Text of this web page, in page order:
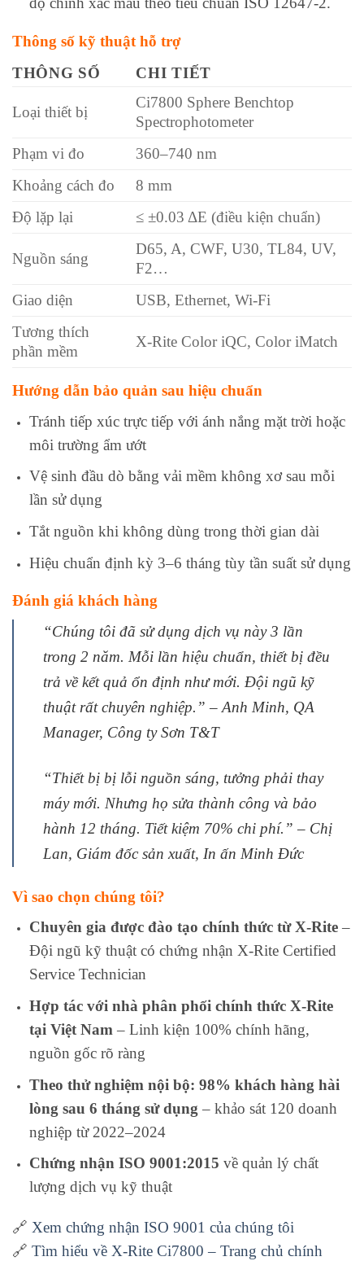
Thông số kỹ thuật hỗ trợ
THÔNG SỐ
CHI TIẾT
Loại thiết bị
Ci7800 Sphere Benchtop
Spectrophotometer
Phạm vi đo
360–740 nm
Khoảng cách đo
8 mm
Độ lặp lại
≤ ±0.03 ΔE (điều kiện chuẩn)
Nguồn sáng
D65, A, CWF, U30, TL84, UV,
F2…
Giao diện
USB, Ethernet, Wi-Fi
Tương thích
phần mềm
X-Rite Color iQC, Color iMatch
Hướng dẫn bảo quản sau hiệu chuẩn
Tránh tiếp xúc trực tiếp với ánh nắng mặt trời hoặc
môi trường ẩm ướt
Vệ sinh đầu dò bằng vải mềm không xơ sau mỗi
lần sử dụng
Tắt nguồn khi không dùng trong thời gian dài
Hiệu chuẩn định kỳ 3–6 tháng tùy tần suất sử dụng
Đánh giá khách hàng
“Chúng tôi đã sử dụng dịch vụ này 3 lần
trong 2 năm. Mỗi lần hiệu chuẩn, thiết bị đều
trả về kết quả ổn định như mới. Đội ngũ kỹ
thuật rất chuyên nghiệp.” – Anh Minh, QA
Manager, Công ty Sơn T&T
“Thiết bị bị lỗi nguồn sáng, tưởng phải thay
máy mới. Nhưng họ sửa thành công và bảo
hành 12 tháng. Tiết kiệm 70% chi phí.” – Chị
Lan, Giám đốc sản xuất, In ấn Minh Đức
Vì sao chọn chúng tôi?
Chuyên gia được đào tạo chính thức từ X-Rite–
Đội ngũ kỹ thuật có chứng nhận X-Rite Certified
Service Technician
Hợp tác với nhà phân phối chính thức X-Rite
tại Việt Nam – Linh kiện 100% chính hãng,
nguồn gốc rõ ràng
Theo thử nghiệm nội bộ: 98% khách hàng hài
lòng sau 6 tháng sử dụng – khảo sát 120 doanh
nghiệp từ 2022–2024
Chứng nhận ISO 9001:2015 về quản lý chất
lượng dịch vụ kỹ thuật
🔗 Xem chứng nhận ISO 9001 của chúng tôi
🔗 Tìm hiểu về X-Rite Ci7800 – Trang chủ chính